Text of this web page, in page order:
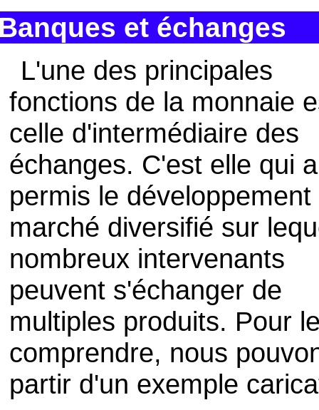
et échanges
L'une des principales
fonctions de la monnaie
celle d'intermédiaire des
échanges. C'est elle qui a
permis le développement
marché diversifié sur
nombreux intervenants
peuvent s'échanger de
multiples produits. Pour
comprendre, nous
partir d'un exemple